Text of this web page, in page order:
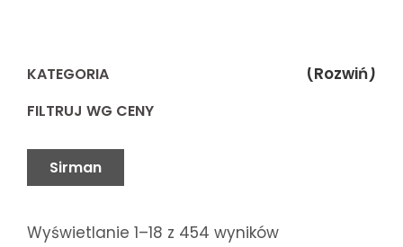
KATEGORIA (Rozwiń)
FILTRUJ WG CENY
Sirman
Wyświetlanie 1–18 z 454 wyników